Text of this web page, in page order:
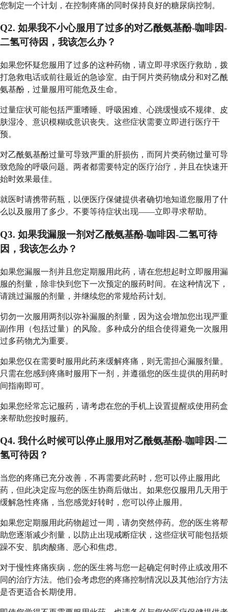
您制定一个计划，在控制疼痛的同时保持良好的糖尿病控制。
Q2. 如果我不小心服用了过多的对乙酰氨基酚-咖啡因-
二氢可待因，我该怎么办？
如果您怀疑您服用了过多的这种药物，请立即寻求医疗救助，拨
打急救电话或前往最近的急诊室。由于阿片类药物成分和对乙酰
氨基酚，过量服用可能危及生命。
过量症状可能包括严重嗜睡、呼吸困难、心跳缓慢或不规律、皮
肤湿冷、意识模糊或意识丧失。这些症状需要立即进行医疗干
预。
对乙酰氨基酚过量可导致严重的肝损伤，而阿片类药物过量可导
致危险的呼吸问题。两者都需要特定的医疗治疗，并且在快速开
始时效果最佳。
就医时请携带药瓶，以便医疗保健提供者确切地知道您服用了什
么以及服用了多少。不要等待症状出现——立即寻求帮助。
Q3. 如果我漏服一剂对乙酰氨基酚-咖啡因-二氢可待
因，我该怎么办？
如果您漏服一剂并且您定期服用此药，请在您想起时立即服用漏
服的剂量，除非快到您下一次预定的服药时间。在这种情况下，
请跳过漏服的剂量，并继续您的常规给药计划。
切勿一次服用两剂以弥补漏服的剂量，因为这会增加您出现严重
副作用（包括过量）的风险。多种成分的组合使得避免一次服用
过多药物尤为重要。
如果您仅在需要时服用此药来缓解疼痛，则无需担心漏服剂量。
只需在您感到疼痛时服用下一剂，并遵循您的医生提供的用药时
间指南即可。
如果您经常忘记服药，请考虑在您的手机上设置提醒或使用药盒
来帮助您按时服药。
Q4. 我什么时候可以停止服用对乙酰氨基酚-咖啡因-二
氢可待因？
当您的疼痛已充分改善，不再需要此药时，您可以停止服用此
药，但此决定应与您的医生协商后做出。如果您仅服用几天用于
缓解急性疼痛，当您感觉好转时，您可以停止服用。
如果您定期服用此药物超过一周，请勿突然停药。您的医生将帮
助您逐渐减少剂量，以防止出现戒断症状，这些症状可能包括烦
躁不安、肌肉酸痛、恶心和焦虑。
对于慢性疼痛疾病，您的医生将与您一起确定何时停止或改用不
同的治疗方法。他们会考虑您的疼痛控制情况以及其他治疗方法
是否更适合长期使用。